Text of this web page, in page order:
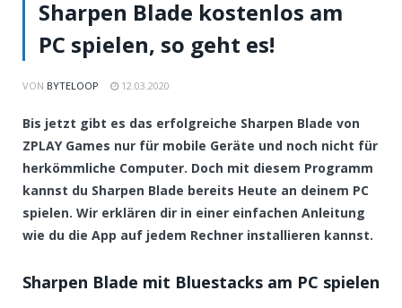
Sharpen Blade kostenlos am
PC spielen, so geht es!
VON BYTELOOP 12.03.2020
Bis jetzt gibt es das erfolgreiche Sharpen Blade von
ZPLAY Games nur für mobile Geräte und noch nicht für
herkömmliche Computer. Doch mit diesem Programm
kannst du Sharpen Blade bereits Heute an deinem PC
spielen. Wir erklären dir in einer einfachen Anleitung
wie du die App auf jedem Rechner installieren kannst.
Sharpen Blade mit Bluestacks am PC spielen